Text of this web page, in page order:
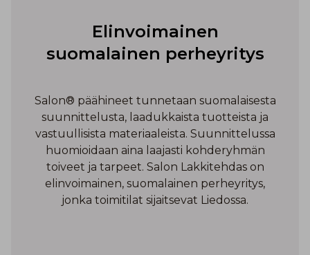
Elinvoimainen
suomalainen perheyritys
Salon® päähineet tunnetaan suomalaisesta
suunnittelusta, laadukkaista tuotteista ja
vastuullisista materiaaleista. Suunnittelussa
huomioidaan aina laajasti kohderyhmän
toiveet ja tarpeet. Salon Lakkitehdas on
elinvoimainen, suomalainen perheyritys,
jonka toimitilat sijaitsevat Liedossa.